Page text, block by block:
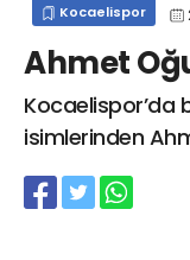
Kocaelispor
Ahmet
Kocaelispor’da
isimlerinden